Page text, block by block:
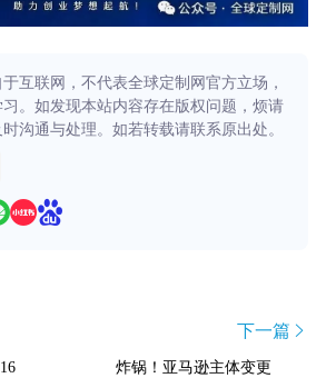
互联网，不代表全球定制网官方立场，
。如发现本站内容存在版权问题，烦请
沟通与处理。如若转载请联系原出处。
下一篇
炸锅！亚马逊主体变更